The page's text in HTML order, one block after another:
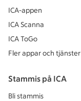
ICA-appen
ICA Scanna
ICA ToGo
Fler appar och tjänster
Stammis på ICA
Bli stammis